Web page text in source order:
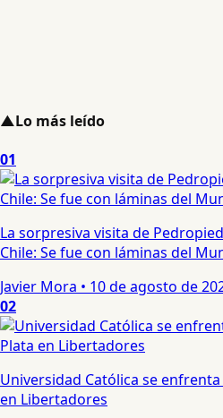
▲Lo más leído
01
La sorpresiva visita de
Chile: Se fue con láminas del
Javier Mora • 10 de agosto de
02
Universidad Católica se
en Libertadores